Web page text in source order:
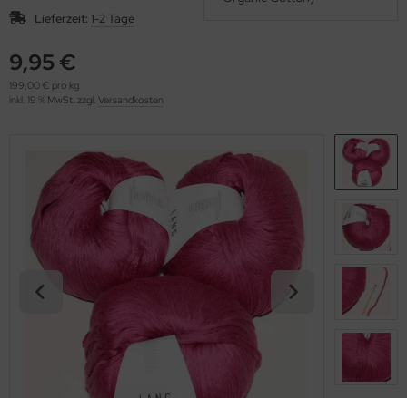
Lieferzeit: 1-2 Tage
9,95 €
199,00 € pro kg
inkl. 19 % MwSt. zzgl. Versandkosten
(276)